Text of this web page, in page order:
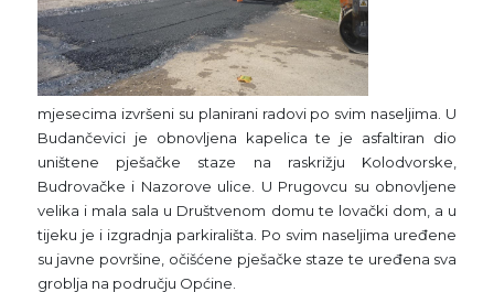
mjesecima izvršeni su planirani radovi po svim naseljima. U
Budančevici je obnovljena kapelica te je asfaltiran dio
uništene pješačke staze na raskrižju Kolodvorske,
Budrovačke i Nazorove ulice. U Prugovcu su obnovljene
velika i mala sala u Društvenom domu te lovački dom, a u
tijeku je i izgradnja parkirališta. Po svim naseljima uređene
su javne površine, očišćene pješačke staze te uređena sva
groblja na području Općine.